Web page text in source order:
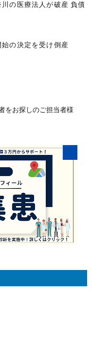
の医療法人が破産 負債
の決定を受け倒産